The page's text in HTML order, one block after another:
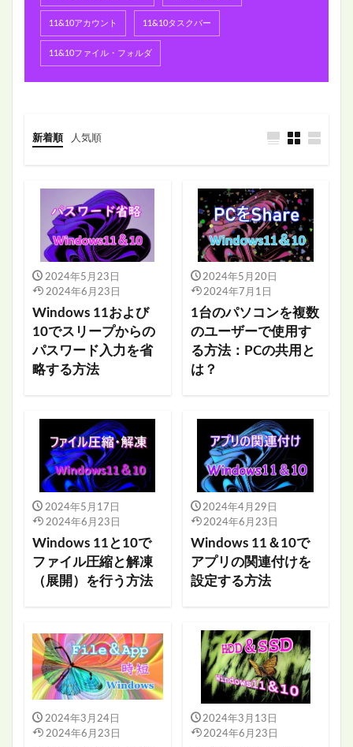
11&10アカウント 11&10タスクバー
11&10ファイル・フォルダ
新着順 人気順
2024年5月23日
2024年6月23日
Windows 11および
10でスリープからの
パスワード入力を省
略する方法
2024年5月20日
2024年7月1日
1台のパソコンを複数
のユーザーで使用す
る方法：PCの共用と
は？
2024年5月17日
2024年6月23日
Windows 11と10で
ファイル圧縮と解凍
（展開）を行う方法
2024年4月29日
2024年6月23日
Windows 11＆10で
アプリの関連付けを
設定する方法
2024年3月24日
2024年6月23日
2024年3月13日
2024年6月23日